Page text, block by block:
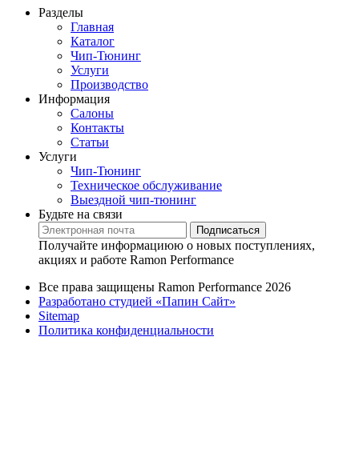
Разделы
Главная
Каталог
Чип-Тюнинг
Услуги
Производство
Информация
Салоны
Контакты
Статьи
Услуги
Чип-Тюнинг
Техническое обслуживание
Выездной чип-тюнинг
Будьте на связи
Подписаться
Получайте информациюю о новых поступлениях,
акциях и работе Ramon Performance
Все права защищены Ramon Performance 2026
Разработано студией «Папин Сайт»
Sitemap
Политика конфиденциальности